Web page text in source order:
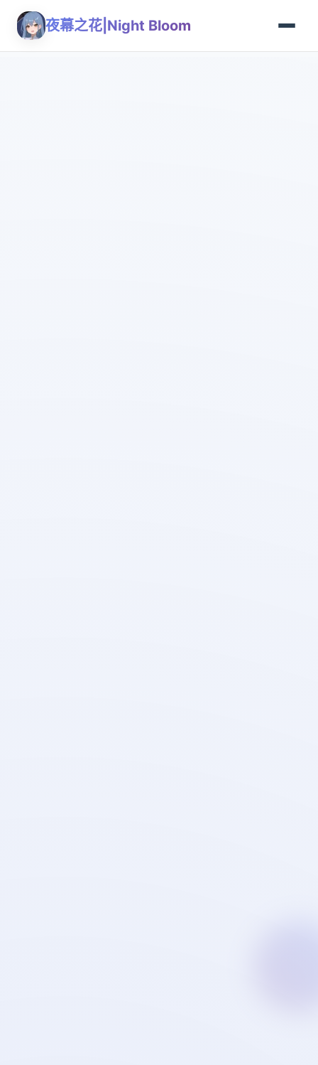
夜幕之花|Night Bloom